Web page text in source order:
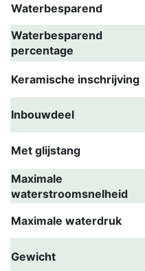
Waterbesparend
Waterbesparend
percentage
Keramische inschrijving
Inbouwdeel
Met glijstang
Maximale
waterstroomsnelheid
Maximale waterdruk
Gewicht